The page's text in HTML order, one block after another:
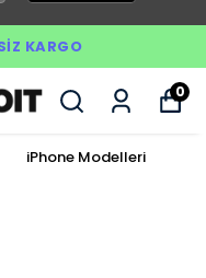
KARGO
0
iPhone Modelleri